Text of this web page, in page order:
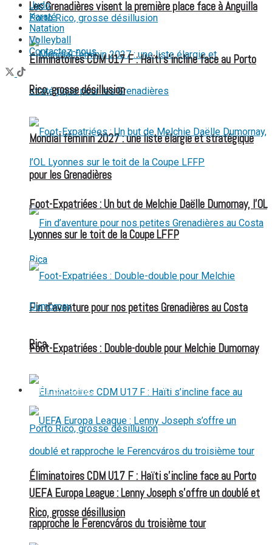
Les Grenadières visent la première place face à Anguilla
Mondial féminin 2027 : une liste élargie et stratégique
pour les Grenadières
Fin d’aventure pour nos petites Grenadières au Costa
Rica
Éliminatoires CDM U17 F : Haïti s’incline face au Porto
Rico, grosse désillusion
Éliminatoires CDM U17 F : Haïti s’incline face au Porto
Rico, grosse désillusion
Foot-Expatriées : Un but de Melchie Daëlle Dumornay, l’OL
Lyonnes sur le toit de la Coupe LFFP
Foot-Expatriées : Double-double pour Melchie Dumornay
FOOT EXPATRIÉS
UEFA Europa League : Lenny Joseph s’offre un doublé et
rapproche le Ferencváros du troisième tour
Judo
Karaté
Natation
Volleyball
Contactez-nous